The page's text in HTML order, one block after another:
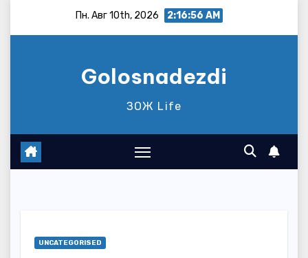
Пн. Авг 10th, 2026 2:16:57 AM
Golosnadezdi
ЗОЖ Life
UNCATEGORISED